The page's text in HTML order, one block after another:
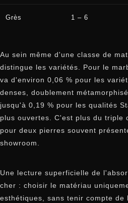
Grès 1 – 6
Au sein même d'une classe de
distingue les variétés. Pour le
va d'environ 0,06 % pour les
denses, doublement
jusqu'à 0,19 % pour les qualités
plus ouvertes. C'est plus du
pour deux pierres souvent
showroom.
Une lecture superficielle de
cher : choisir le matériau
esthétiques, sans tenir compte